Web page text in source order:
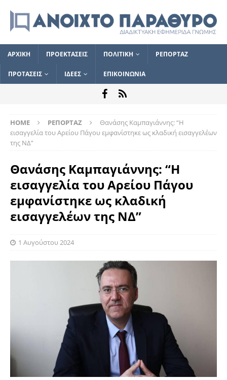
ΑΡΧΙΚΗ ΠΡΟΕΚΤΑΣΕΙΣ ΠΟΛΙΤΙΚΗ ΡΕΠΟΡΤΑΖ
ΠΡΟΤΑΣΕΙΣ ΙΔΕΕΣ ΕΠΙΚΟΙΝΩΝΙΑ
HOME ΡΕΠΟΡΤΑΖ
Θανάσης Καμπαγιάννης: “Η
εισαγγελία του Αρείου Πάγου εμφανίστηκε ως κλαδική εισαγγελέων
της ΝΔ”
Θανάσης Καμπαγιάννης: “Η
εισαγγελία του Αρείου Πάγου
εμφανίστηκε ως κλαδική
εισαγγελέων της ΝΔ”
1 Αυγούστου 2024